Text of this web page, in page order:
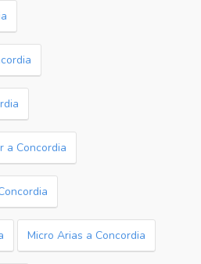
a Concordia
Micro Arias a Concordia